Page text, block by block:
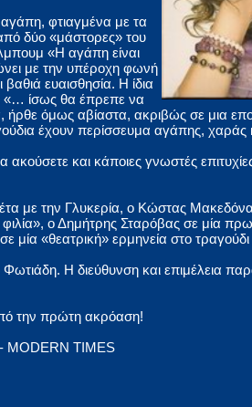
φτιαγμένα με τα
δύο «μάστορες» του
«Η αγάπη είναι
με την υπέροχη φωνή
ευαισθησία. Η ίδια
«… ίσως θα έπρεπε να
ήρθε όμως αβίαστα, ακριβώς σε μια
έχουν περίσσευμα αγάπης, χαράς
ακούσετε και κάποιες γνωστές
με την Γλυκερία, ο Κώστας
ο Δημήτρης Σταρόβας σε μία
μία «θεατρική» ερμηνεία στο
Η διεύθυνση και επιμέλεια
την πρώτη ακρόαση!
- MODERN TIMES